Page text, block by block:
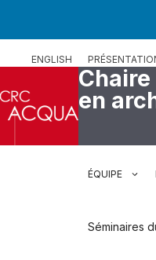
ENGLISH
en
ÉQUIPE
Séminaires